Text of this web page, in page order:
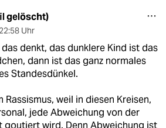
gelöscht)
22:58 Uhr
das denkt, das dunklere Kind ist das
dann ist das ganz normales
Standesdünkel.
Rassismus, weil in diesen Kreisen,
jede Abweichung von der
goutiert wird. Denn Abweichung ist